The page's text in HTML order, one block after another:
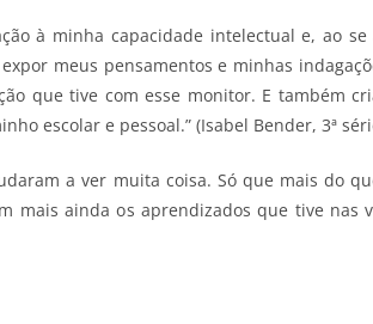
à minha capacidade intelectual e, ao
meus pensamentos e minhas
que tive com esse monitor. E também
escolar e pessoal.” (Isabel Bender, 3ª
a ver muita coisa. Só que mais do
mais ainda os aprendizados que tive nas